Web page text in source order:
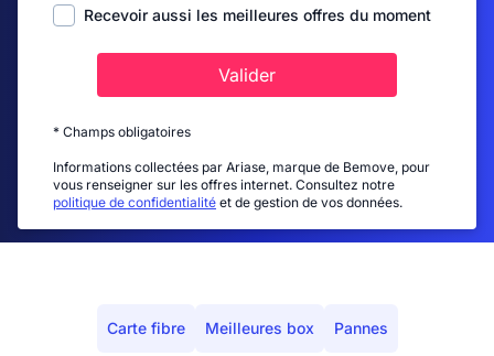
Recevoir aussi les meilleures offres du moment
Valider
* Champs obligatoires
Informations collectées par Ariase, marque de Bemove, pour
vous renseigner sur les offres internet. Consultez notre
politique de confidentialité et de gestion de vos données.
Carte fibre Meilleures box Pannes